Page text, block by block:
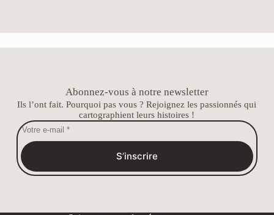
Abonnez-vous à notre newsletter
Ils l’ont fait. Pourquoi pas vous ? Rejoignez les passionnés qui
cartographient leurs histoires !
S’inscrire